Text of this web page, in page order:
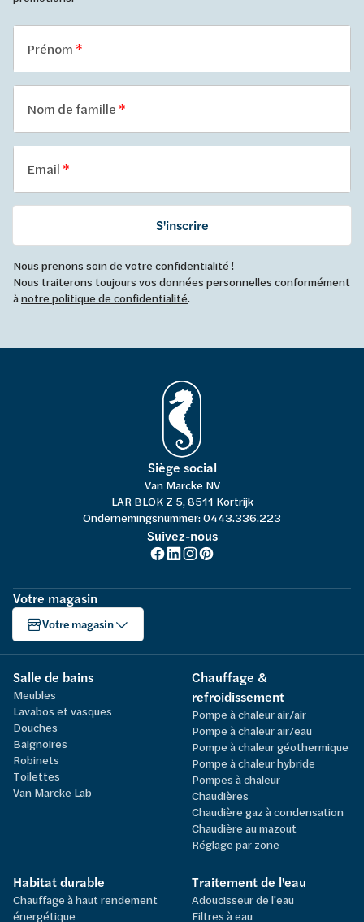
Prénom
Nom de famille
Email
S'inscrire
Nous prenons soin de votre confidentialité !
Nous traiterons toujours vos données personnelles conformément
ànotre politique de confidentialité.
Siège social
Van Marcke NV
LAR BLOK Z 5, 8511 Kortrijk
Ondernemingsnummer: 0443.336.223
Suivez-nous
Votre magasin
Votre magasin
Salle de bains
Meubles
Lavabos et vasques
Douches
Baignoires
Robinets
Toilettes
Van Marcke Lab
Chauffage &
refroidissement
Pompe à chaleur air/air
Pompe à chaleur air/eau
Pompe à chaleur géothermique
Pompe à chaleur hybride
Pompes à chaleur
Chaudières
Chaudière gaz à condensation
Chaudière au mazout
Réglage par zone
Habitat durable
Chauffage à haut rendement
énergétique
Traitement de l'eau
Adoucisseur de l'eau
Filtres à eau